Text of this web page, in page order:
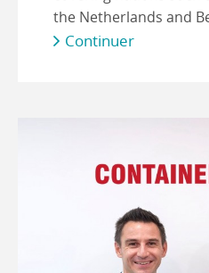
the Netherlands and
Continuer